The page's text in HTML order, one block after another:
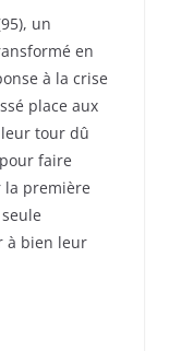
un
en
à la crise
place aux
tour dû
faire
la première
à bien leur